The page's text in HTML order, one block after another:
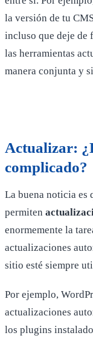
la versión de tu
incluso que deje de
las herramientas
manera conjunta y
Actualizar:
complicado?
La buena noticia es
permiten
enormemente la
actualizaciones
sitio esté siempre
Por ejemplo,
actualizaciones
los plugins